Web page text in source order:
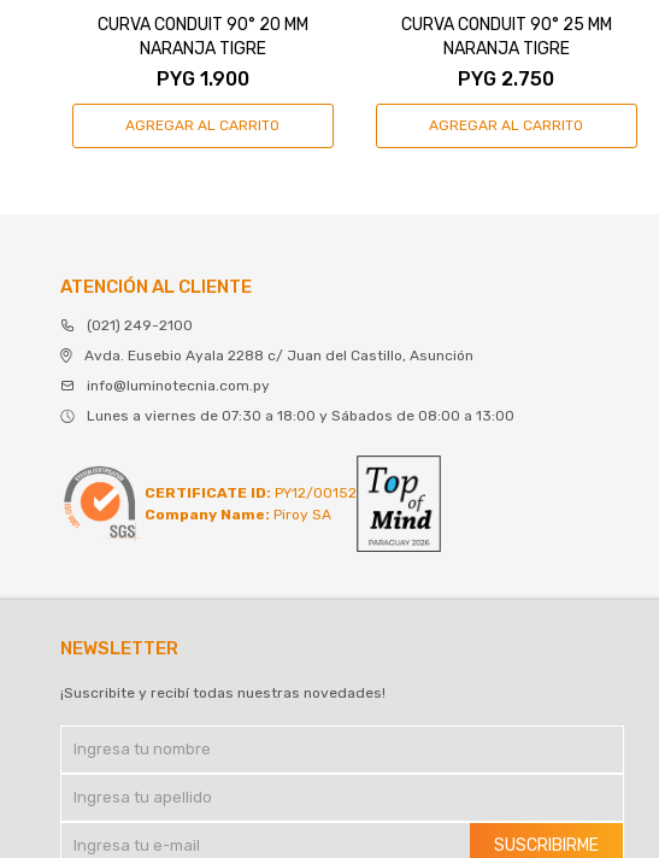
CURVA CONDUIT 90° 20 MM
NARANJA TIGRE
PYG 1.900
CURVA CONDUIT 90° 25 MM
NARANJA TIGRE
PYG 2.750
ATENCIÓN AL CLIENTE
(021) 249-2100
Avda. Eusebio Ayala 2288 c/ Juan del Castillo, Asunción
info@luminotecnia.com.py
Lunes a viernes de 07:30 a 18:00 y Sábados de 08:00 a 13:00
CERTIFICATE ID: PY12/00152
Company Name: Piroy SA
NEWSLETTER
¡Suscribite y recibí todas nuestras novedades!
SUSCRIBIRME